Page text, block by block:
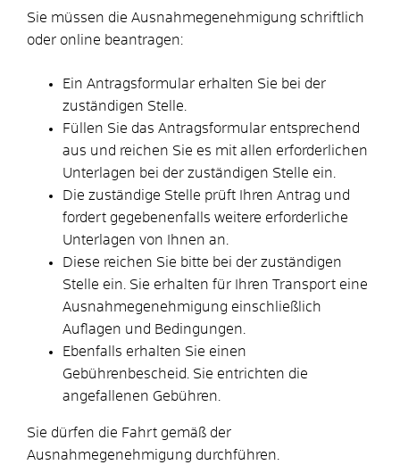
Sie müssen die Ausnahmegenehmigung schriftlich
oder online beantragen:
Ein Antragsformular erhalten Sie bei der
zuständigen Stelle.
Füllen Sie das Antragsformular entsprechend
aus und reichen Sie es mit allen erforderlichen
Unterlagen bei der zuständigen Stelle ein.
Die zuständige Stelle prüft Ihren Antrag und
fordert gegebenenfalls weitere erforderliche
Unterlagen von Ihnen an.
Diese reichen Sie bitte bei der zuständigen
Stelle ein. Sie erhalten für Ihren Transport eine
Ausnahmegenehmigung einschließlich
Auflagen und Bedingungen.
Ebenfalls erhalten Sie einen
Gebührenbescheid. Sie entrichten die
angefallenen Gebühren.
Sie dürfen die Fahrt gemäß der
Ausnahmegenehmigung durchführen.